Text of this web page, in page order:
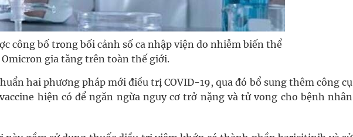
công bố trong bối cảnh số ca nhập viện do nhiễm biến thể
Omicron gia tăng trên toàn thế giới.
hai phương pháp mới điều trị COVID-19, qua đó bổ sung thêm công cụ
hiện có để ngăn ngừa nguy cơ trở nặng và tử vong cho bệnh nhân